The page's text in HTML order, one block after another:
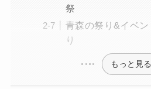
祭
青森の祭り&イベ
り
もっと見る